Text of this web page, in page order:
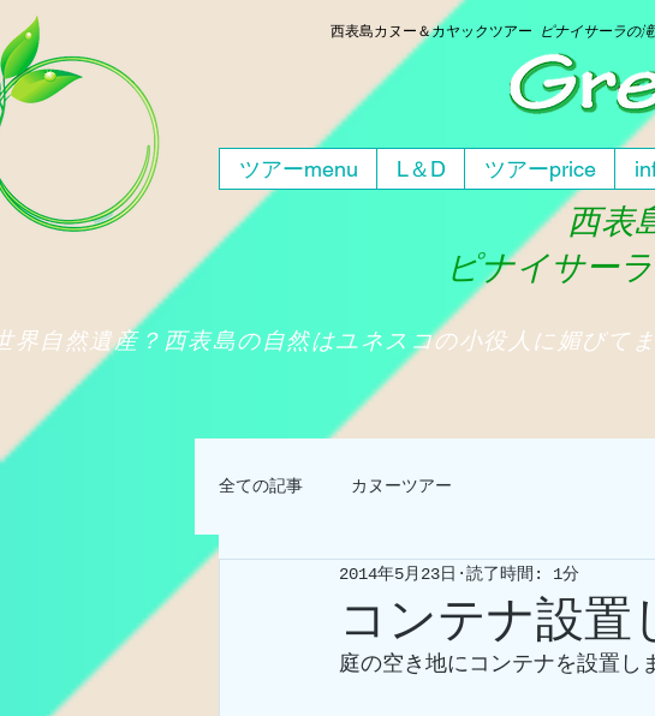
西表島カヌー＆カヤックツアー ピナイサーラの
ツアーmenu L＆D ツアーprice
西表
ピナイサー
界自然遺産？西表島の自然はユネスコの小役人に媚びて
全ての記事 カヌーツアー
コンテナ設置
2014年5月23日 読了時間: 1分
庭の空き地にコンテナを設置し